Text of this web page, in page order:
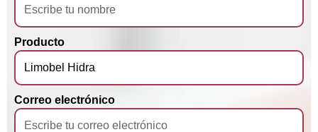
Producto
Correo electrónico